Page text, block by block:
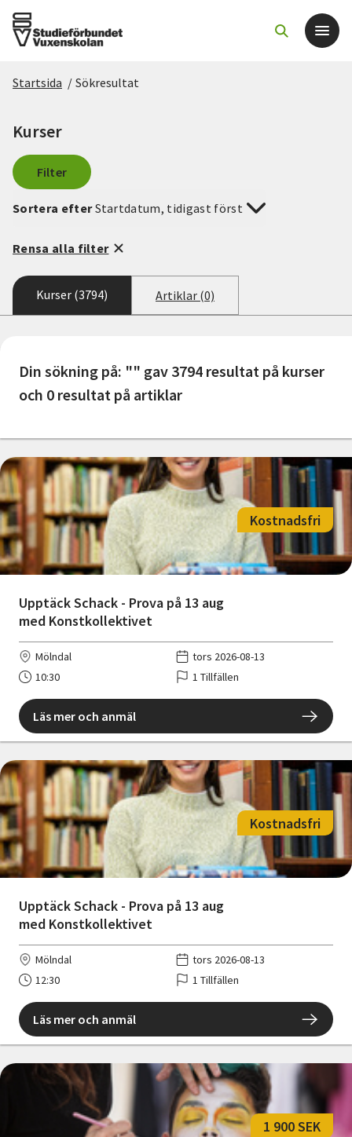
För dig som
Sök kurser och evenemang
Starta studiecirkel
Cirkelledare
Nyheter
Avdelningar
Lyssna
Startsida / Sökresultat
Kurser
Filter
Sortera efterStartdatum, tidigast först
Rensa alla filter
Kurser (3794) Artiklar (0)
Din sökning på: "" gav 3794 resultat på kurser
och 0 resultat på artiklar
Upptäck Schack - Prova på 13 aug
med Konstkollektivet
Kostnadsfri
Mölndal
tors 2026-08-13
10:30
1 Tillfällen
Läs mer och anmäl
Upptäck Schack - Prova på 13 aug
med Konstkollektivet
Kostnadsfri
Mölndal
tors 2026-08-13
12:30
1 Tillfällen
Läs mer och anmäl
1 900 SEK